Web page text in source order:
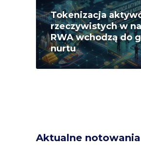
Tokenizacja
rzeczywistych w
RWA wchodzą do
nurtu
Aktualne notowania